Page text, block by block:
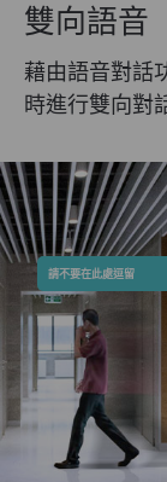
雙向語音
藉由語音對話
時進行雙向對
請不要在此處逗留